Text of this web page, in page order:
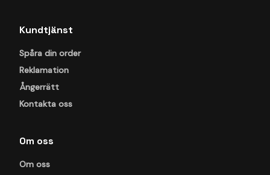
Kundtjänst
Spåra din order
Reklamation
Ångerrätt
Kontakta oss
Om oss
Om oss